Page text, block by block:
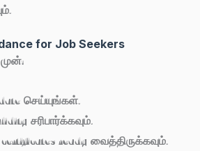
for Job Seekers
செய்யுங்கள்.
சரிபார்க்கவும்.
ready வைத்திருக்கவும்.